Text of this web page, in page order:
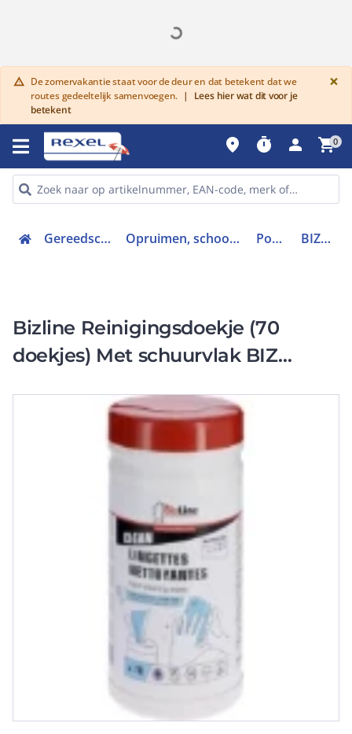
warning De zomervakantie staat voor de deur en dat betekent dat we
routes gedeeltelijk samenvoegen. |
Lees hier wat dit voor je
betekent
×
place timer person shopping_cart0
Gereedschap en PBM Opruimen, schoonmaken en zuigen Poetsdoek BIZ 751014
Bizline Reinigingsdoekje (70
doekjes) Met schuurvlak BIZ